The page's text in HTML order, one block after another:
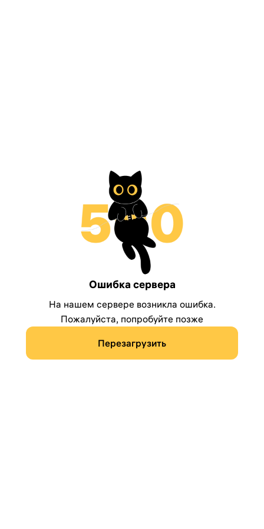
Ошибка сервера
На нашем сервере возникла ошибка.
Пожалуйста, попробуйте позже
Перезагрузить